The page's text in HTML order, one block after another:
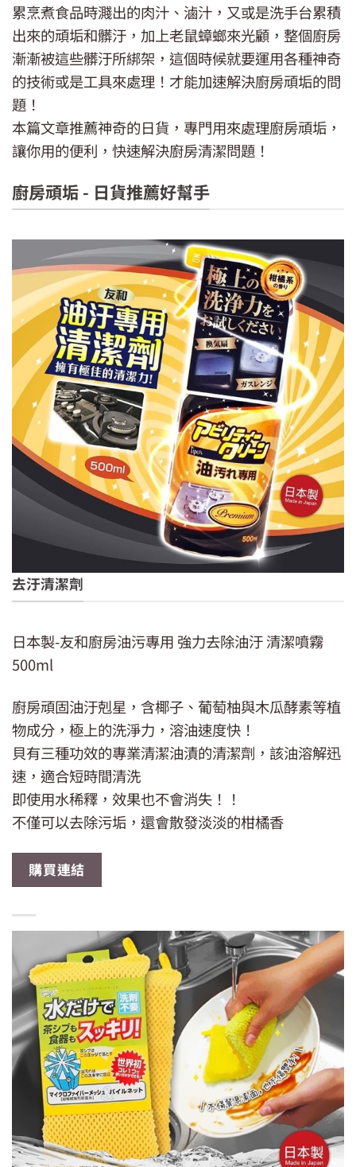
累烹煮食品時濺出的肉汁、滷汁，又或是洗手台累積
出來的頑垢和髒汙，加上老鼠蟑螂來光顧，整個廚房
漸漸被這些髒汙所綁架，這個時候就要運用各種神奇
的技術或是工具來處理！才能加速解決廚房頑垢的問
題！
本篇文章推薦神奇的日貨，專門用來處理廚房頑垢，
讓你用的便利，快速解決廚房清潔問題！
廚房頑垢 - 日貨推薦好幫手
去汙清潔劑
日本製-友和廚房油污專用 強力去除油汙 清潔噴霧
500ml
廚房頑固油汙剋星，含椰子、葡萄柚與木瓜酵素等植
物成分，極上的洗淨力，溶油速度快！
貝有三種功效的專業清潔油漬的清潔劑，該油溶解迅
速，適合短時間清洗
即使用水稀釋，效果也不會消失！！
不僅可以去除污垢，還會散發淡淡的柑橘香
購買連結